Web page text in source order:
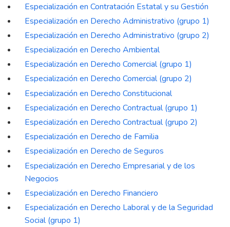
Especialización en Contratación Estatal y su Gestión
Especialización en Derecho Administrativo (grupo 1)
Especialización en Derecho Administrativo (grupo 2)
Especialización en Derecho Ambiental
Especialización en Derecho Comercial (grupo 1)
Especialización en Derecho Comercial (grupo 2)
Especialización en Derecho Constitucional
Especialización en Derecho Contractual (grupo 1)
Especialización en Derecho Contractual (grupo 2)
Especialización en Derecho de Familia
Especialización en Derecho de Seguros
Especialización en Derecho Empresarial y de los
Negocios
Especialización en Derecho Financiero
Especialización en Derecho Laboral y de la Seguridad
Social (grupo 1)